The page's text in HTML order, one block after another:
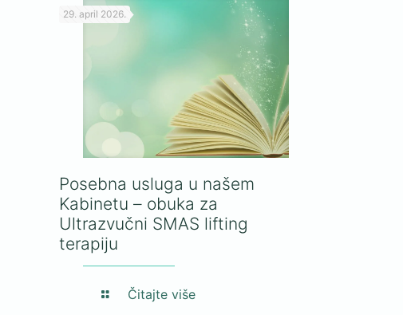
29. april 2026.
Posebna usluga u našem
Kabinetu – obuka za
Ultrazvučni SMAS lifting
terapiju
Čitajte više